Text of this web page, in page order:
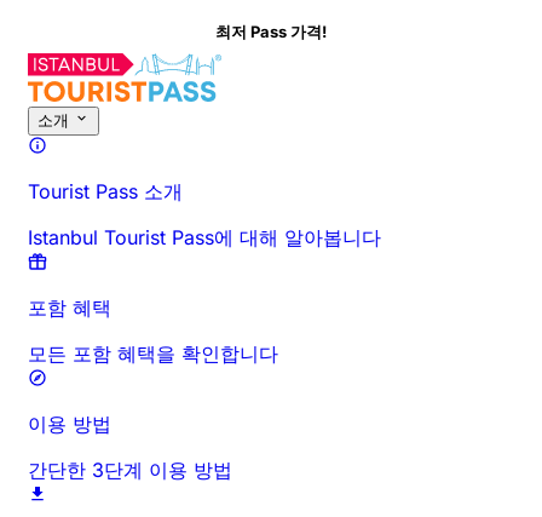
최저 Pass 가격!
소개
Tourist Pass 소개
Istanbul Tourist Pass에 대해 알아봅니다
포함 혜택
모든 포함 혜택을 확인합니다
이용 방법
간단한 3단계 이용 방법